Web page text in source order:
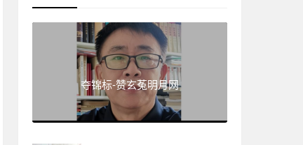
夺锦标-赞玄菟明月网